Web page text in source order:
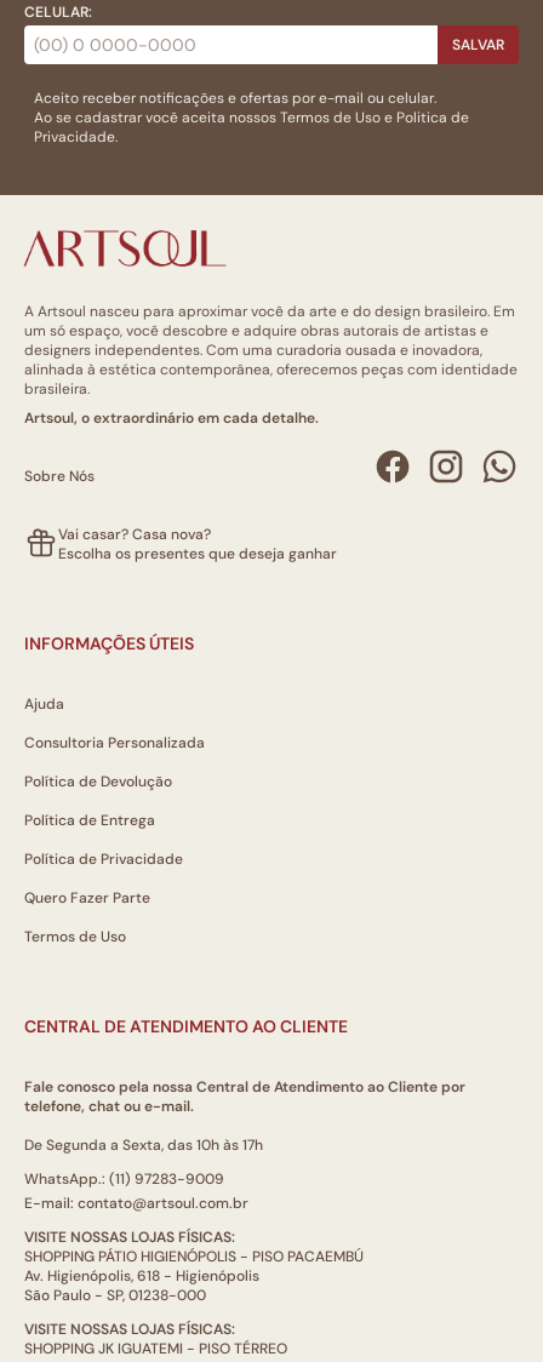
CELULAR:
SALVAR
Aceito receber notificações e ofertas por e-mail ou celular.
Ao se cadastrar você aceita nossosTermos de Usoe Politica de
Privacidade.
A Artsoul nasceu para aproximar você da arte e do design brasileiro. Em
um só espaço, você descobre e adquire obras autorais de artistas e
designers independentes. Com uma curadoria ousada e inovadora,
alinhada à estética contemporânea, oferecemos peças com identidade
brasileira.
Artsoul, o extraordinário em cada detalhe.
Sobre Nós
Vai casar? Casa nova?
Escolha os presentes que deseja ganhar
INFORMAÇÕES ÚTEIS
Ajuda
Consultoria Personalizada
Política de Devolução
Política de Entrega
Política de Privacidade
Quero Fazer Parte
Termos de Uso
CENTRAL DE ATENDIMENTO AO CLIENTE
Fale conosco pela nossa Central de Atendimento ao Cliente por
telefone, chat ou e-mail.
De Segunda a Sexta, das 10h às 17h
WhatsApp.: (11) 97283-9009
E-mail: contato@artsoul.com.br
VISITE NOSSAS LOJAS FÍSICAS:
SHOPPING PÁTIO HIGIENÓPOLIS - PISO PACAEMBÚ
Av. Higienópolis, 618 - Higienópolis
São Paulo - SP, 01238-000
VISITE NOSSAS LOJAS FÍSICAS:
SHOPPING JK IGUATEMI - PISO TÉRREO